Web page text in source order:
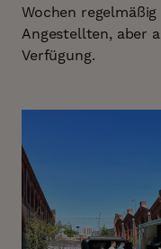
Wochen
Angestellten, aber
Verfügung.